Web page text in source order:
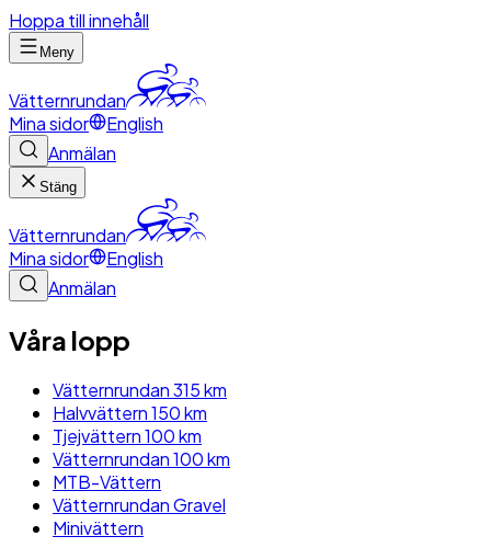
Hoppa till innehåll
Meny
Vätternrundan
Mina sidor
English
Anmälan
Stäng
Vätternrundan
Mina sidor
English
Anmälan
Våra lopp
Vätternrundan 315 km
Halvvättern 150 km
Tjejvättern 100 km
Vätternrundan 100 km
MTB-Vättern
Vätternrundan Gravel
Minivättern